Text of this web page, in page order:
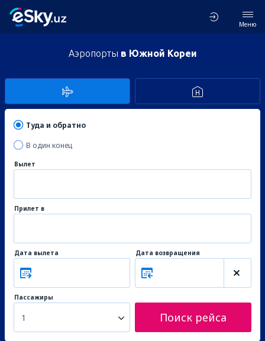
Меню
Аэропорты в Южной Кореи
Туда и обратно
В один конец
Вылет
Прилет в
Дата вылета Дата возвращения
Пассажиры
1 Поиск рейса